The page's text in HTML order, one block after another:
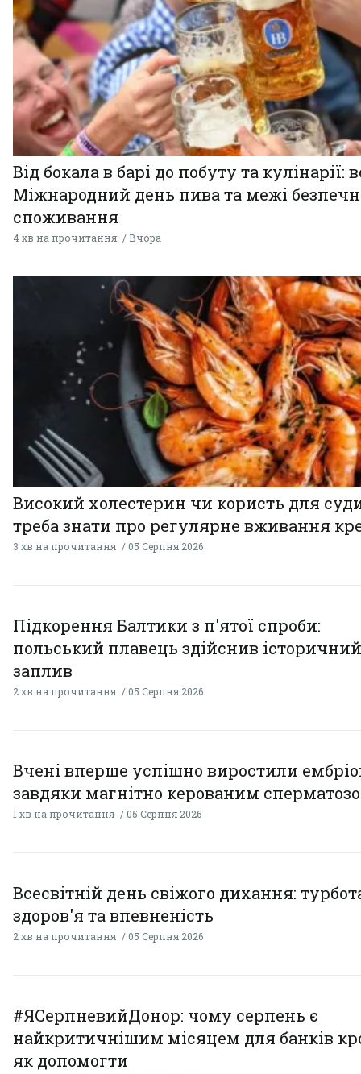
Від бокала в барі до побуту та кулінарії:
Міжнародний день пива та межі
споживання
4 хв на прочитання Вчора
Високий холестерин чи користь для
треба знати про регулярне вживання
3 хв на прочитання 05 Серпня 2026
Підкорення Балтики з п'ятої спроби:
польський плавець здійснив історичний
заплив
2 хв на прочитання 05 Серпня 2026
Вчені вперше успішно виростили
завдяки магнітно керованим
1 хв на прочитання 05 Серпня 2026
Всесвітній день свіжого дихання:
здоров'я та впевненість
2 хв на прочитання 05 Серпня 2026
#ЯСерпневийДонор: чому серпень є
найкритичнішим місяцем для банків
як допомогти